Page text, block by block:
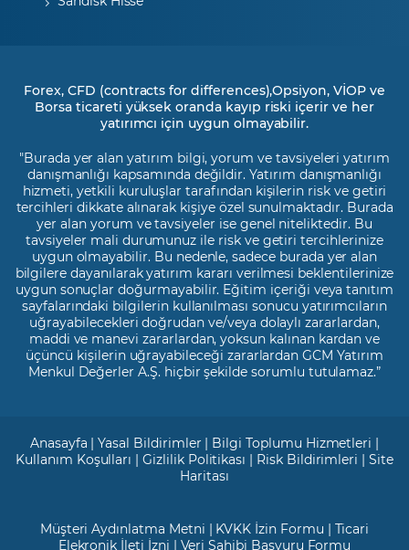
Forex, CFD (contracts for differences),Opsiyon, VİOP ve
Borsa ticareti yüksek oranda kayıp riski içerir ve her
yatırımcı için uygun olmayabilir.
"Burada yer alan yatırım bilgi, yorum ve tavsiyeleri yatırım
danışmanlığı kapsamında değildir. Yatırım danışmanlığı
hizmeti, yetkili kuruluşlar tarafından kişilerin risk ve getiri
tercihleri dikkate alınarak kişiye özel sunulmaktadır. Burada
yer alan yorum ve tavsiyeler ise genel niteliktedir. Bu
tavsiyeler mali durumunuz ile risk ve getiri tercihlerinize
uygun olmayabilir. Bu nedenle, sadece burada yer alan
bilgilere dayanılarak yatırım kararı verilmesi beklentilerinize
uygun sonuçlar doğurmayabilir. Eğitim içeriği veya tanıtım
sayfalarındaki bilgilerin kullanılması sonucu yatırımcıların
uğrayabilecekleri doğrudan ve/veya dolaylı zararlardan,
maddi ve manevi zararlardan, yoksun kalınan kardan ve
üçüncü kişilerin uğrayabileceği zararlardan GCM Yatırım
Menkul Değerler A.Ş. hiçbir şekilde sorumlu tutulamaz.”
Anasayfa |Yasal Bildirimler | Bilgi Toplumu Hizmetleri |
Kullanım Koşulları |Gizlilik Politikası | Risk Bildirimleri |Site
Haritası
Müşteri Aydınlatma Metni | KVKK İzin Formu | Ticari
Elekronik İleti İzni | Veri Sahibi Başvuru Formu